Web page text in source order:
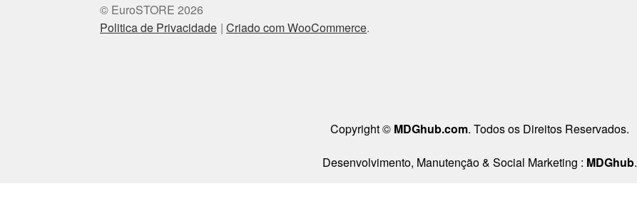
© EuroSTORE 2026
Politica de Privacidade Criado com WooCommerce.
Copyright © MDGhub.com. Todos os Direitos Reservados.
Desenvolvimento, Manutenção & Social Marketing : MDGhub.